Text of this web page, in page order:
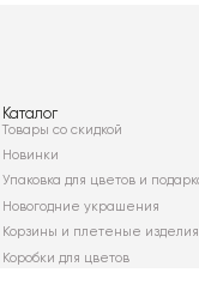
Каталог
Товары со скидкой
Новинки
Упаковка для цветов и
Новогодние украшения
Корзины и плетеные изделия
Коробки для цветов